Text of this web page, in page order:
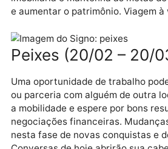
decisões de vida e metas para
oportunidades de expansão
dos empreendimentos. Será
resgatar relações do passado
antigos projetos. Estabilidade
Aquário (21/01 –